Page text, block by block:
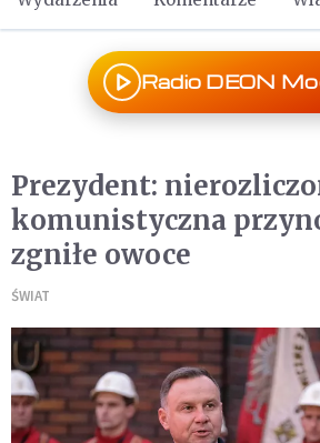
Radio DEON
Prezydent:
komunistyczna
zgniłe owoce
ŚWIAT